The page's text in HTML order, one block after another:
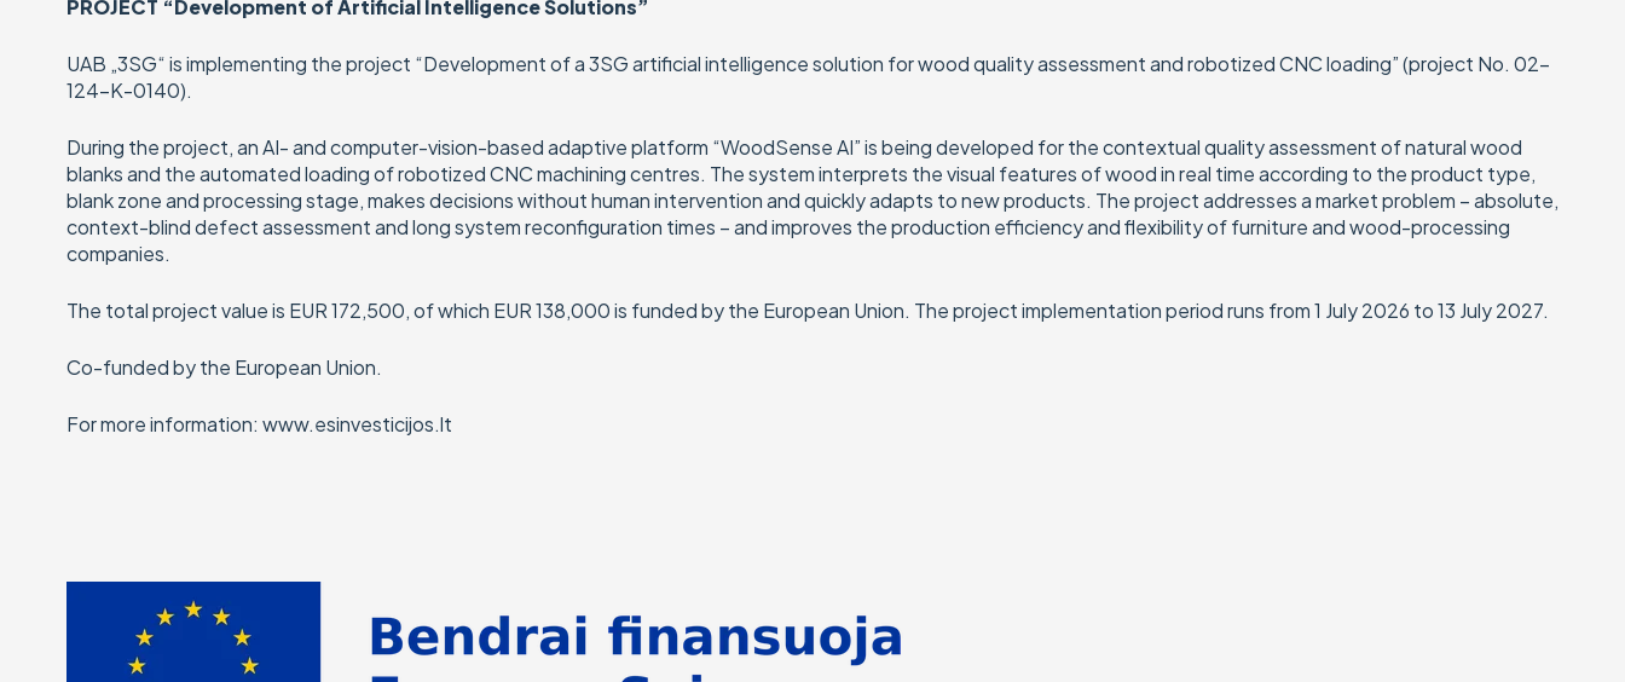
PROJECT “Development of Artificial Intelligence Solutions”
UAB „3SG“ is implementing the project “Development of a 3SG artificial intelligence solution for wood quality assessment and robotized CNC loading” (project No. 02-
124-K-0140).
During the project, an AI- and computer-vision-based adaptive platform “WoodSense AI” is being developed for the contextual quality assessment of natural wood
blanks and the automated loading of robotized CNC machining centres. The system interprets the visual features of wood in real time according to the product type,
blank zone and processing stage, makes decisions without human intervention and quickly adapts to new products. The project addresses a market problem – absolute,
context-blind defect assessment and long system reconfiguration times – and improves the production efficiency and flexibility of furniture and wood-processing
companies.
The total project value is EUR 172,500, of which EUR 138,000 is funded by the European Union. The project implementation period runs from 1 July 2026 to 13 July 2027.
Co-funded by the European Union.
For more information: www.esinvesticijos.lt